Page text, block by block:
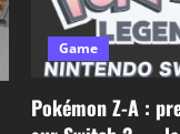
Game
Pokémon Z-A :